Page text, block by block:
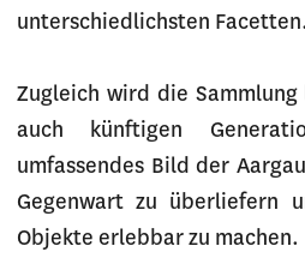
unterschiedlichsten
Zugleich wird die
auch künftigen
umfassendes Bild der
Gegenwart zu überliefern
Objekte erlebbar zu machen.